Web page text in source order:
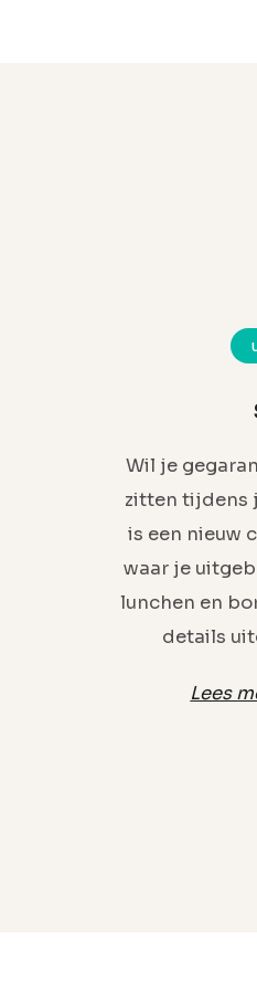
Wil je
zitten tijdens
is een nieuw
waar je
lunchen en
details
Lees